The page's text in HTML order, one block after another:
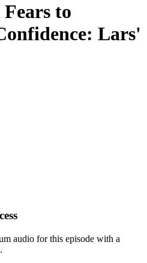
to
Lars'
audio for this episode with a